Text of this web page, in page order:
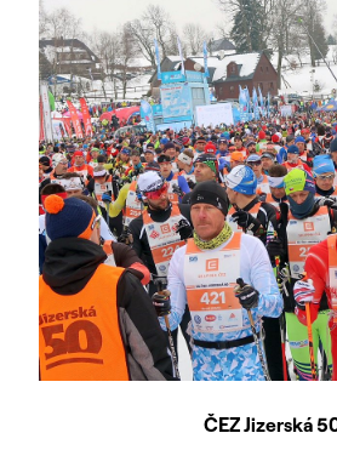
ČEZ Jizerská